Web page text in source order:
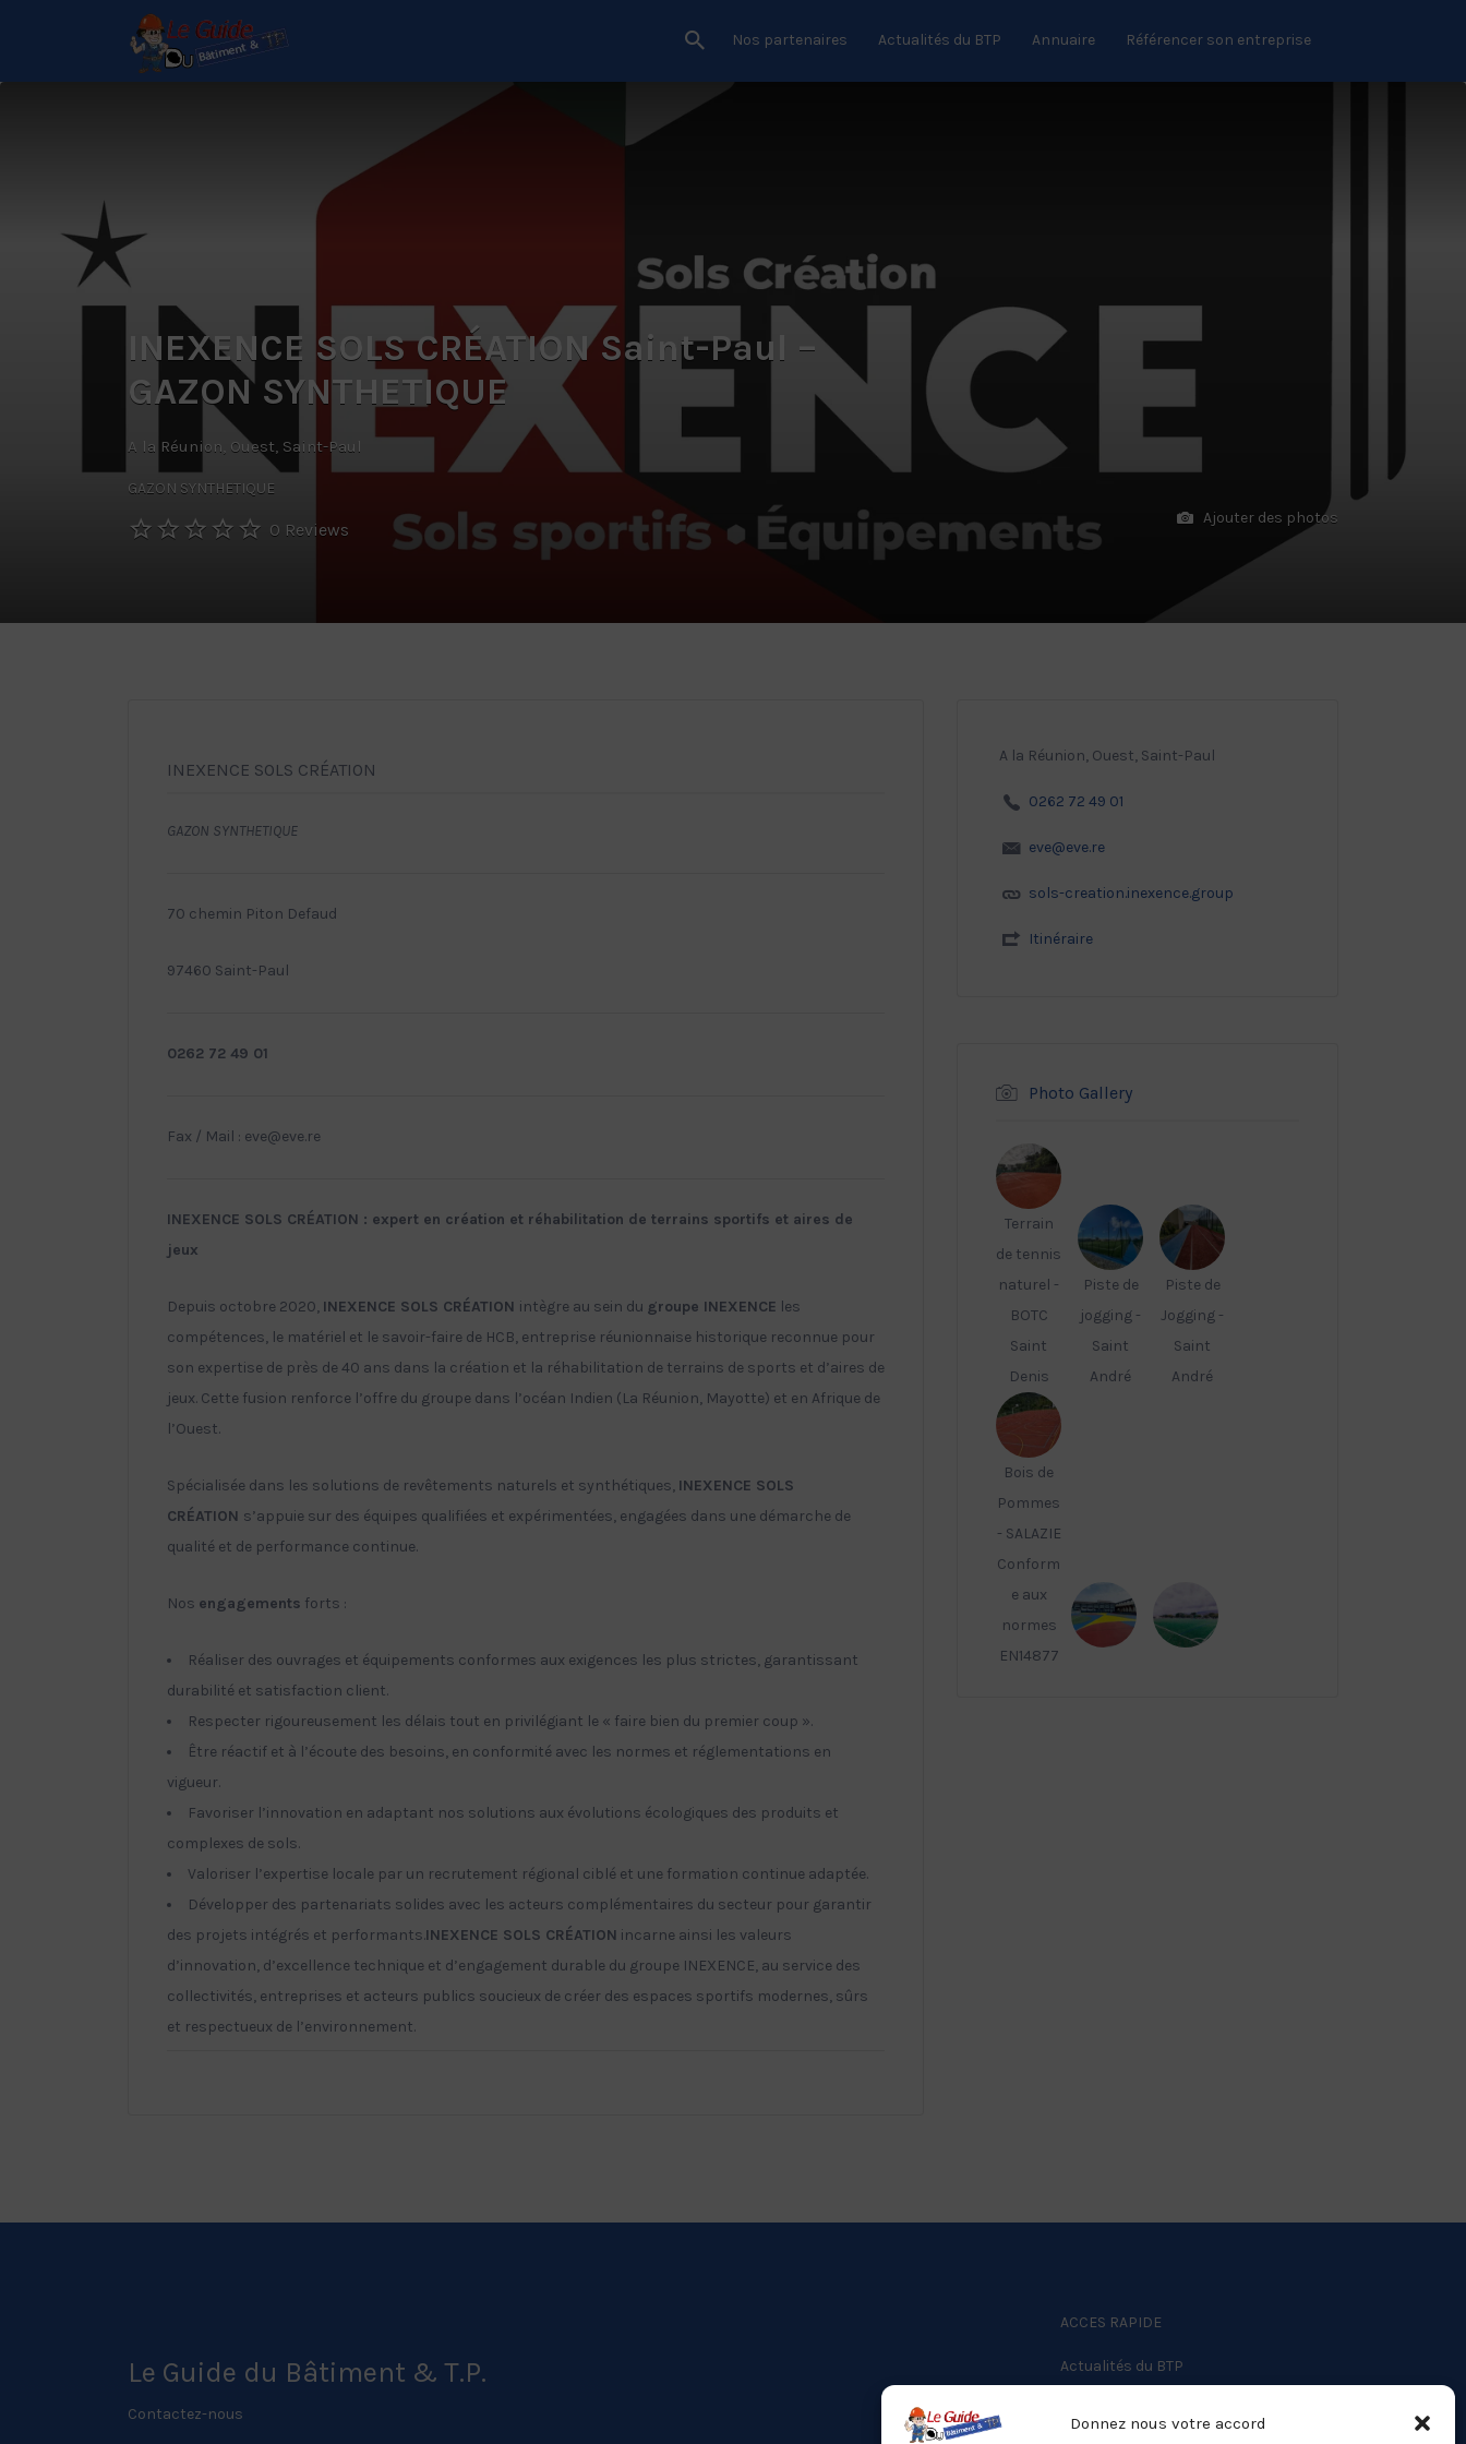
Donnez nous votre accord
Nos partenaires Actualités du BTP Annuaire Référencer son entreprise
Rechercher:
INEXENCE SOLS CRÉATION Saint-Paul –
GAZON SYNTHETIQUE
A la Réunion, Ouest, Saint-Paul
GAZON SYNTHETIQUE
0 Reviews
Ajouter des photos
INEXENCE SOLS CRÉATION
GAZON SYNTHETIQUE
70 chemin Piton Defaud
97460 Saint-Paul
0262 72 49 01
Fax / Mail : eve@eve.re
INEXENCE SOLS CRÉATION : expert en création et réhabilitation de terrains sportifs et aires de
jeux
Depuis octobre 2020, INEXENCE SOLS CRÉATION intègre au sein du groupe INEXENCE les
compétences, le matériel et le savoir-faire de HCB, entreprise réunionnaise historique reconnue pour
son expertise de près de 40 ans dans la création et la réhabilitation de terrains de sports et d’aires de
jeux. Cette fusion renforce l’offre du groupe dans l’océan Indien (La Réunion, Mayotte) et en Afrique de
l’Ouest.
Spécialisée dans les solutions de revêtements naturels et synthétiques, INEXENCE SOLS
CRÉATION s’appuie sur des équipes qualifiées et expérimentées, engagées dans une démarche de
qualité et de performance continue.
Nos engagements forts :
Réaliser des ouvrages et équipements conformes aux exigences les plus strictes, garantissant
durabilité et satisfaction client.
Respecter rigoureusement les délais tout en privilégiant le « faire bien du premier coup ».
Être réactif et à l’écoute des besoins, en conformité avec les normes et réglementations en
vigueur.
Favoriser l’innovation en adaptant nos solutions aux évolutions écologiques des produits et
complexes de sols.
Valoriser l’expertise locale par un recrutement régional ciblé et une formation continue adaptée.
Développer des partenariats solides avec les acteurs complémentaires du secteur pour garantir
des projets intégrés et performants.INEXENCE SOLS CRÉATION incarne ainsi les valeurs
d’innovation, d’excellence technique et d’engagement durable du groupe INEXENCE, au service des
collectivités, entreprises et acteurs publics soucieux de créer des espaces sportifs modernes, sûrs
et respectueux de l’environnement.
A la Réunion, Ouest, Saint-Paul
0262 72 49 01
eve@eve.re
sols-creation.inexence.group
Itinéraire
Photo Gallery
Terrain
de tennis
naturel -
BOTC
Saint
Denis
Piste de
jogging -
Saint
André
Piste de
Jogging -
Saint
André
Bois de
Pommes
- SALAZIE
Conform
e aux
normes
EN14877
Le Guide du Bâtiment & T.P.
Contactez-nous
ACCES RAPIDE
Actualités du BTP